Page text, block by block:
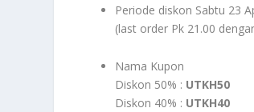
Periode diskon Sabtu 23
(last order Pk 21.00
Nama Kupon
Diskon 50% : UTKH50
Diskon 40% : UTKH40